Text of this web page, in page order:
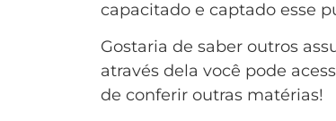
capacitado e captado esse
Gostaria de saber outros
através dela você pode
de conferir outras matérias!